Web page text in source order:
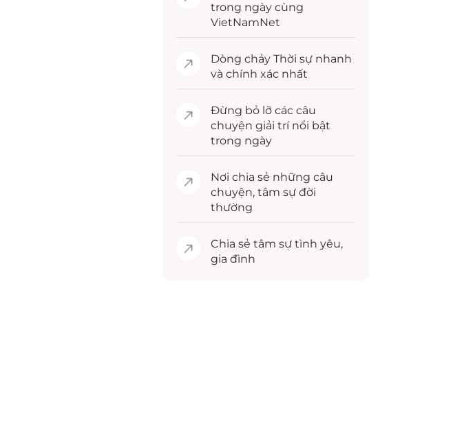
trong ngày cùng
VietNamNet
Dòng chảy Thời sự nhanh
và chính xác nhất
Đừng bỏ lỡ các câu
chuyện giải trínổi bật
trong ngày
Nơi chia sẻ những câu
chuyện, tâm sự đời
thường
Chia sẻ tâm sự tình yêu,
gia đình